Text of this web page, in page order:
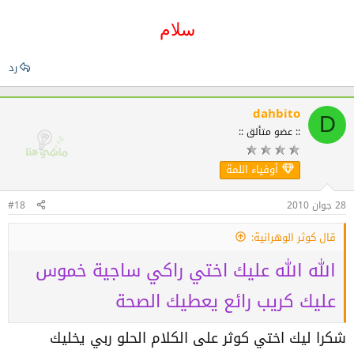
سلام
رد
D
dahbito
:: عضو متألق ::
أوفياء اللمة
28 جوان 2010 #18
قال كوثر الوهرانية:
الله الله عليك اختي راكي ساجية خموس
عليك كريب رائع يعطيك الصحة
شكرا ليك اختي كوثر على الكلام الحلو ربي يخليك